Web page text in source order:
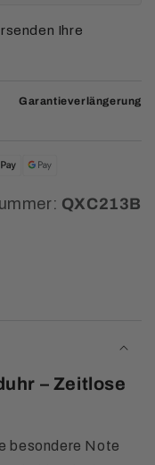
Ihre
Garantieverlängerung
QXC213B
– Zeitlose
besondere Note